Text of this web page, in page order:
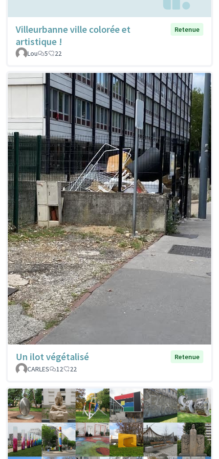
Villeurbanne ville colorée et
artistique !
Retenue
Lou 5 22
Un ilot végétalisé
Retenue
CARLES
12 22